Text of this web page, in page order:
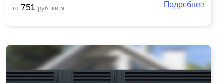
от 751 руб. кв.м. Подробнее